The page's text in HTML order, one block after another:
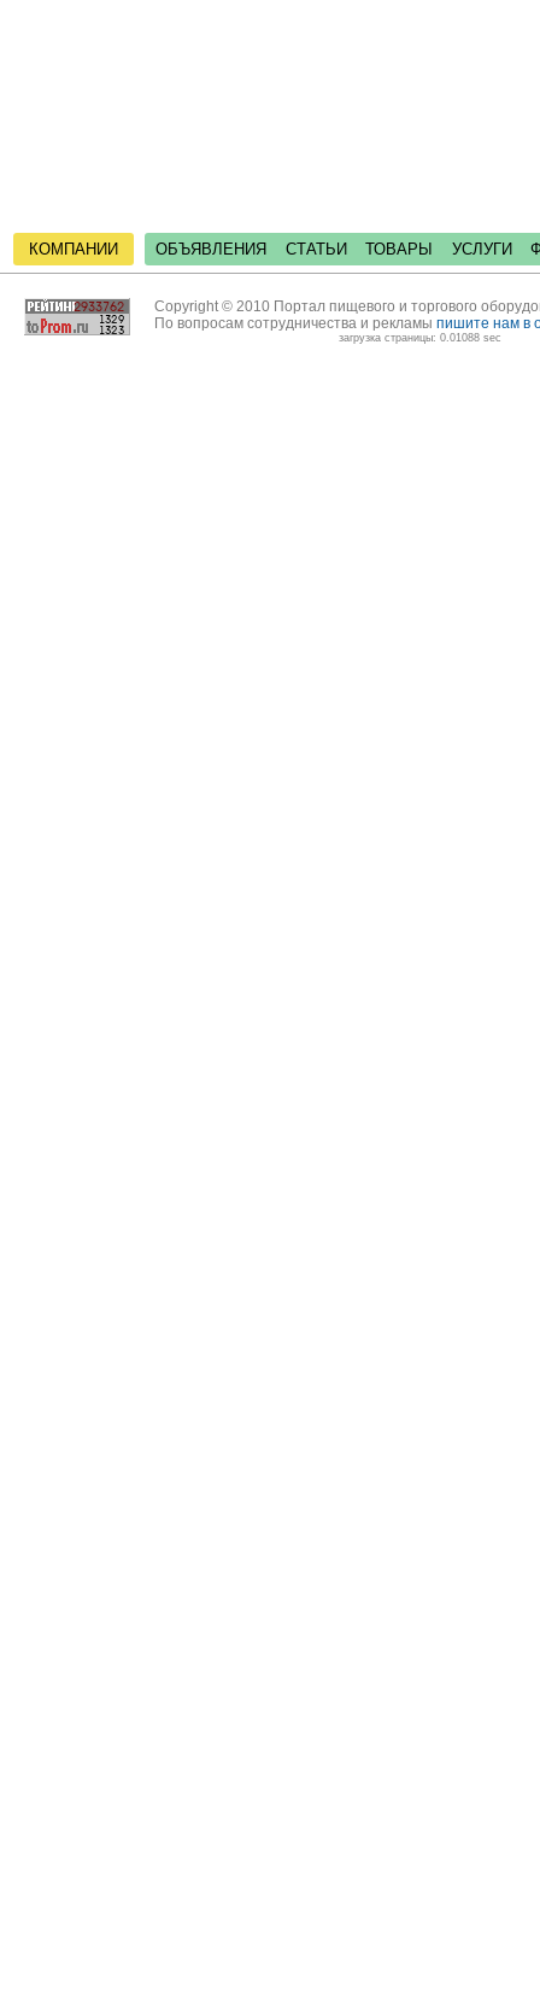
КОМПАНИИ ОБЪЯВЛЕНИЯ СТАТЬИ ТОВАРЫ УСЛУГИ
Copyright © 2010 Портал пищевого и торгового
По вопросам сотрудничества и рекламы пишите нам в
загрузка страницы: 0.01088 sec